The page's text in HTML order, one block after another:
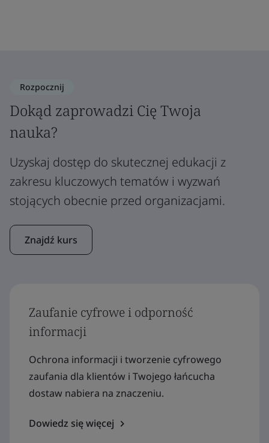
Rozpocznij
Dokąd zaprowadzi Cię Twoja
nauka?
Uzyskaj dostęp do skutecznej edukacji z
zakresu kluczowych tematów i wyzwań
stojących obecnie przed organizacjami.
Znajdź kurs
Zaufanie cyfrowe i odporność
informacji
Ochrona informacji i tworzenie cyfrowego
zaufania dla klientów i Twojego łańcucha
dostaw nabiera na znaczeniu.
Dowiedz się więcej